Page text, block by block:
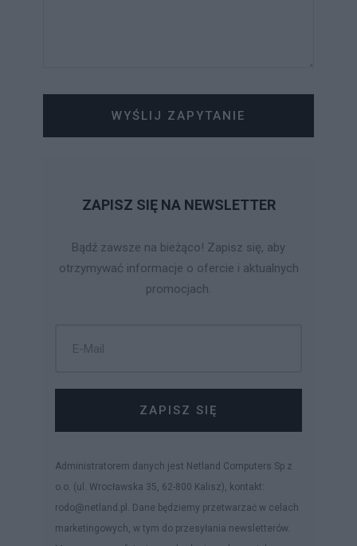
WYŚLIJ ZAPYTANIE
ZAPISZ SIĘ NA NEWSLETTER
Bądź zawsze na bieżąco! Zapisz się, aby
otrzymywać informacje o ofercie i aktualnych
promocjach.
ZAPISZ SIĘ
Administratorem danych jest Netland Computers Sp z
o.o. (ul. Wrocławska 35, 62-800 Kalisz), kontakt:
rodo@netland.pl. Dane będziemy przetwarzać w celach
marketingowych, w tym do przesyłania newsletterów.